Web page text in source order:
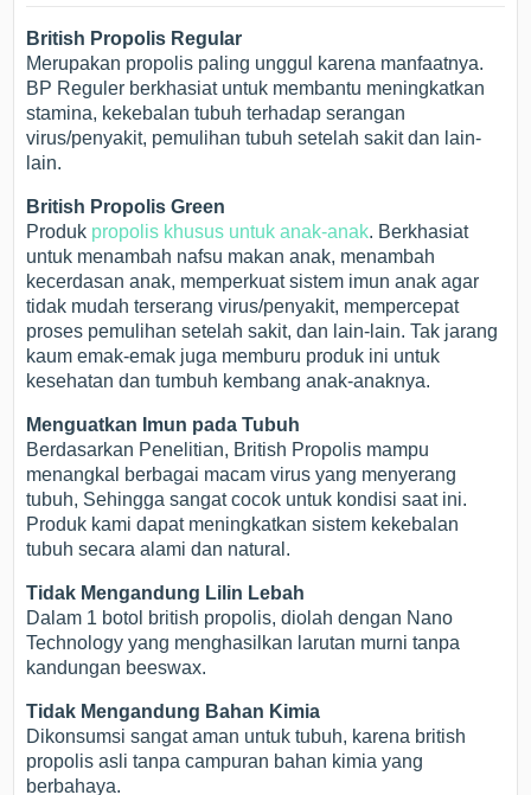
British Propolis Regular
Merupakan propolis paling unggul karena manfaatnya.
BP Reguler berkhasiat untuk membantu meningkatkan
stamina, kekebalan tubuh terhadap serangan
virus/penyakit, pemulihan tubuh setelah sakit dan lain-
lain.
British Propolis Green
Produk propolis khusus untuk anak-anak. Berkhasiat
untuk menambah nafsu makan anak, menambah
kecerdasan anak, memperkuat sistem imun anak agar
tidak mudah terserang virus/penyakit, mempercepat
proses pemulihan setelah sakit, dan lain-lain. Tak jarang
kaum emak-emak juga memburu produk ini untuk
kesehatan dan tumbuh kembang anak-anaknya.
Menguatkan Imun pada Tubuh
Berdasarkan Penelitian, British Propolis mampu
menangkal berbagai macam virus yang menyerang
tubuh, Sehingga sangat cocok untuk kondisi saat ini.
Produk kami dapat meningkatkan sistem kekebalan
tubuh secara alami dan natural.
Tidak Mengandung Lilin Lebah
Dalam 1 botol british propolis, diolah dengan Nano
Technology yang menghasilkan larutan murni tanpa
kandungan beeswax.
Tidak Mengandung Bahan Kimia
Dikonsumsi sangat aman untuk tubuh, karena british
propolis asli tanpa campuran bahan kimia yang
berbahaya.